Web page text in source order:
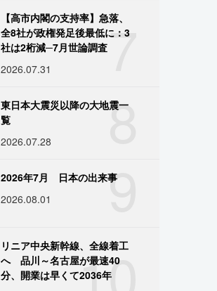
7
【高市内閣の支持率】急落、
全8社が政権発足後最低に：3
社は2桁減─7月世論調査
2026.07.31
8
東日本大震災以降の大地震一
覧
2026.07.28
9
2026年7月 日本の出来事
2026.08.01
10
リニア中央新幹線、全線着工
へ 品川～名古屋が最速40
分、開業は早くて2036年